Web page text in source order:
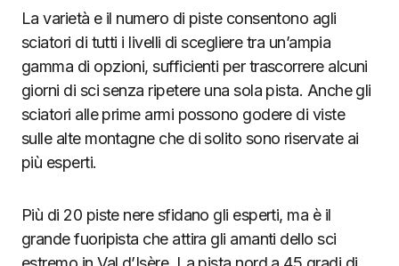
La varietà e il numero di piste consentono agli
sciatori di tutti i livelli di scegliere tra un’ampia
gamma di opzioni, sufficienti per trascorrere alcuni
giorni di sci senza ripetere una sola pista. Anche gli
sciatori alle prime armi possono godere di viste
sulle alte montagne che di solito sono riservate ai
più esperti.
Più di 20 piste nere sfidano gli esperti, ma è il
grande fuoripista che attira gli amanti dello sci